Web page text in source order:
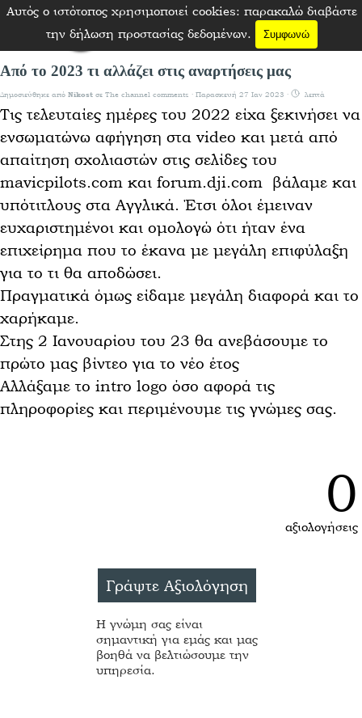
Αυτός ο ιστότοπος χρησιμοποιεί cookies: παρακαλώ διαβάστε
την δήλωση προστασίας δεδομένων.
Συμφωνώ
Μετάβαση στο περιεχόμενο
Παράλειψη μενού
Από το 2023 τι αλλάζει στις αναρτήσεις μας
Δημοσιεύθηκε από Nikost σε The channel comments · Παρασκευή 27 Ιαν 2023 · λεπτά
Τις τελευταίες ημέρες του 2022 είχα ξεκινήσει να
ενσωματώνω αφήγηση στα video και μετά από
απαίτηση σχολιαστών στις σελίδες του
mavicpilots.com και forum.dji.com βάλαμε και
υπότιτλους στα Αγγλικά. Έτσι όλοι έμειναν
ευχαριστημένοι και ομολογώ ότι ήταν ένα
επιχείρημα που το έκανα με μεγάλη επιφύλαξη
για το τι θα αποδώσει.
Πραγματικά όμως είδαμε μεγάλη διαφορά και το
χαρήκαμε.
Στης 2 Ιανουαρίου του 23 θα ανεβάσουμε το
πρώτο μας βίντεο για το νέο έτος
Αλλάξαμε το intro logo όσο αφορά τις
πληροφορίες και περιμένουμε τις γνώμες σας.
0
αξιολογήσεις
Η γνώμη σας είναι
σημαντική για εμάς και μας
βοηθά να βελτιώσουμε την
υπηρεσία.